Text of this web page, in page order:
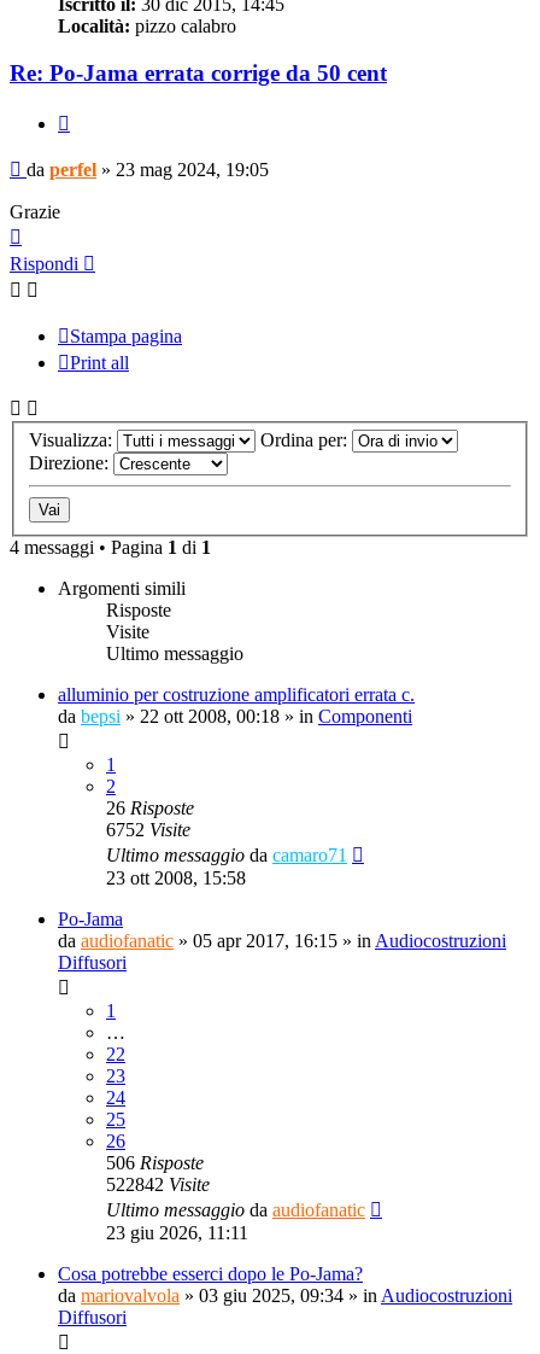
Iscritto il: 30 dic 2015, 14:45
Località: pizzo calabro
Re: Po-Jama errata corrige da 50 cent
Messaggio
da perfel » 23 mag 2024, 19:05
Grazie
Rispondi
Stampa pagina
Print all
Visualizza:
Ordina per:
Direzione:
4 messaggi • Pagina 1 di 1
Argomenti simili
Risposte
Visite
Ultimo messaggio
alluminio per costruzione amplificatori errata c.
da bepsi » 22 ott 2008, 00:18 » in Componenti
1
2
26 Risposte
6752 Visite
Ultimo messaggio da camaro71
23 ott 2008, 15:58
Po-Jama
da audiofanatic » 05 apr 2017, 16:15 » in Audiocostruzioni
Diffusori
1
…
22
23
24
25
26
506 Risposte
522842 Visite
Ultimo messaggio da audiofanatic
23 giu 2026, 11:11
Cosa potrebbe esserci dopo le Po-Jama?
da mariovalvola » 03 giu 2025, 09:34 » in Audiocostruzioni
Diffusori